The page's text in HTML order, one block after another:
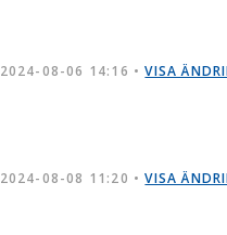
2024-08-06 14:16 •VISA
2024-08-08 11:20 •VISA